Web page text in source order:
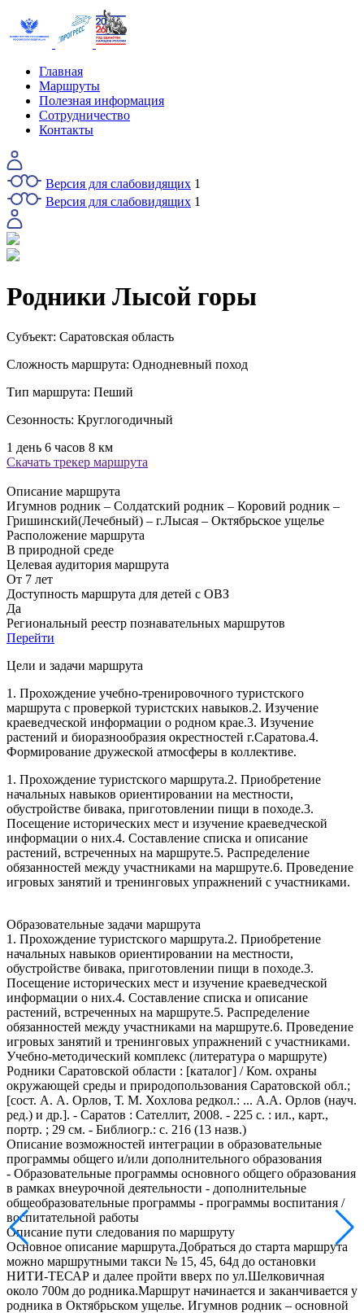
Главная
Маршруты
Полезная информация
Сотрудничество
Контакты
Версия для слабовидящих 1
Версия для слабовидящих 1
Родники Лысой горы
Субъект: Саратовская область
Сложность маршрута: Однодневный поход
Тип маршрута: Пеший
Сезонность: Круглогодичный
1 день 6 часов 8 км
Скачать трекер маршрута
Описание маршрута
Игумнов родник – Солдатский родник – Коровий родник –
Гришинский(Лечебный) – г.Лысая – Октябрьское ущелье
Расположение маршрута
В природной среде
Целевая аудитория маршрута
От 7 лет
Доступность маршрута для детей с ОВЗ
Да
Региональный реестр познавательных маршрутов
Перейти
Цели и задачи маршрута
1. Прохождение учебно-тренировочного туристского
маршрута с проверкой туристских навыков.2. Изучение
краеведческой информации о родном крае.3. Изучение
растений и биоразнообразия окрестностей г.Саратова.4.
Формирование дружеской атмосферы в коллективе.
1. Прохождение туристского маршрута.2. Приобретение
начальных навыков ориентировании на местности,
обустройстве бивака, приготовлении пищи в походе.3.
Посещение исторических мест и изучение краеведческой
информации о них.4. Составление списка и описание
растений, встреченных на маршруте.5. Распределение
обязанностей между участниками на маршруте.6. Проведение
игровых занятий и тренинговых упражнений с участниками.
Образовательные задачи маршрута
1. Прохождение туристского маршрута.2. Приобретение
начальных навыков ориентировании на местности,
обустройстве бивака, приготовлении пищи в походе.3.
Посещение исторических мест и изучение краеведческой
информации о них.4. Составление списка и описание
растений, встреченных на маршруте.5. Распределение
обязанностей между участниками на маршруте.6. Проведение
игровых занятий и тренинговых упражнений с участниками.
Учебно-методический комплекс (литература о маршруте)
Родники Саратовской области : [каталог] / Ком. охраны
окружающей среды и природопользования Саратовской обл.;
[сост. А. А. Орлов, Т. М. Хохлова редкол.: ... А.А. Орлов (науч.
ред.) и др.]. - Саратов : Сателлит, 2008. - 225 с. : ил., карт.,
портр. ; 29 см. - Библиогр.: с. 216 (13 назв.)
Описание возможностей интеграции в образовательные
программы общего и/или дополнительного образования
- Образовательные программы основного общего образования
в рамках внеурочной деятельности - дополнительные
общеобразовательные программы - программы воспитания /
воспитательной работы
Описание пути следования по маршруту
Основное описание маршрута.Добраться до старта маршрута
можно маршрутными такси № 15, 45, 64д до остановки
НИТИ-ТЕСАР и далее пройти вверх по ул.Шелковичная
около 700м до родника.Маршрут начинается и заканчивается у
родника в Октябрьском ущелье. Игумнов родник – основной